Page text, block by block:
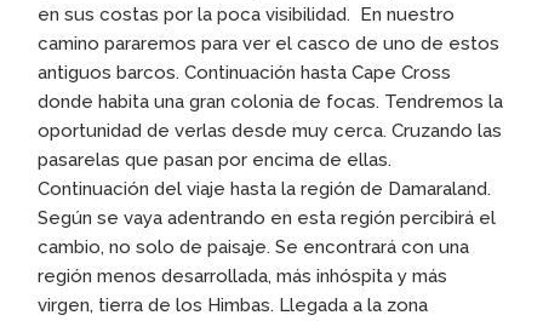
en sus costas por la poca visibilidad. En nuestro
camino pararemos para ver el casco de uno de estos
antiguos barcos. Continuación hasta Cape Cross
donde habita una gran colonia de focas. Tendremos la
oportunidad de verlas desde muy cerca. Cruzando las
pasarelas que pasan por encima de ellas.
Continuación del viaje hasta la región de Damaraland.
Según se vaya adentrando en esta región percibirá el
cambio, no solo de paisaje. Se encontrará con una
región menos desarrollada, más inhóspita y más
virgen, tierra de los Himbas. Llegada a la zona